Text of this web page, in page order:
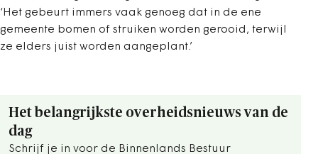
‘Het gebeurt immers vaak genoeg dat in de ene
gemeente bomen of struiken worden gerooid, terwijl
ze elders juist worden aangeplant.’
Het belangrijkste overheidsnieuws van de
dag
Schrijf je in voor de Binnenlands Bestuur